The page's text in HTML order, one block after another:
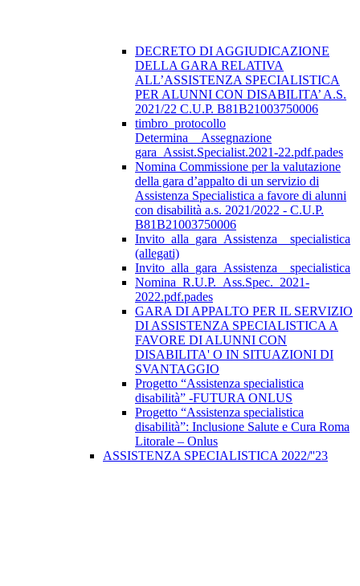
DECRETO DI AGGIUDICAZIONE
DELLA GARA RELATIVA
ALL’ASSISTENZA SPECIALISTICA
PER ALUNNI CON DISABILITA’ A.S.
2021/22 C.U.P. B81B21003750006
timbro_protocollo
Determina__Assegnazione
gara_Assist.Specialist.2021-22.pdf.pades
Nomina Commissione per la valutazione
della gara d’appalto di un servizio di
Assistenza Specialistica a favore di alunni
con disabilità a.s. 2021/2022 - C.U.P.
B81B21003750006
Invito_alla_gara_Assistenza__specialistica
(allegati)
Invito_alla_gara_Assistenza__specialistica
Nomina_R.U.P._Ass.Spec._2021-
2022.pdf.pades
GARA DI APPALTO PER IL SERVIZIO
DI ASSISTENZA SPECIALISTICA A
FAVORE DI ALUNNI CON
DISABILITA' O IN SITUAZIONI DI
SVANTAGGIO
Progetto “Assistenza specialistica
disabilità” -FUTURA ONLUS
Progetto “Assistenza specialistica
disabilità”: Inclusione Salute e Cura Roma
Litorale – Onlus
ASSISTENZA SPECIALISTICA 2022/''23